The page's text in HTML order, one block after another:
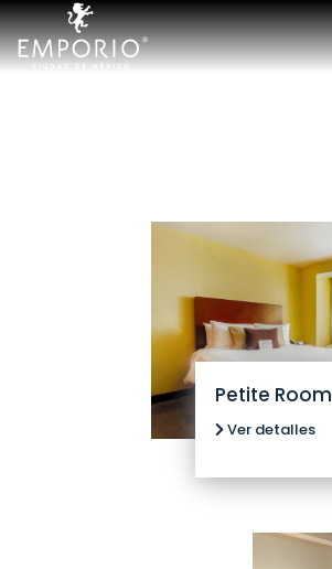
Mazatlán
Veracruz
Zacatecas
Petite Room
Ver detalles